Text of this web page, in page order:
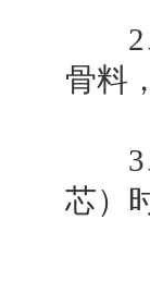
2、
骨料
3、
芯）